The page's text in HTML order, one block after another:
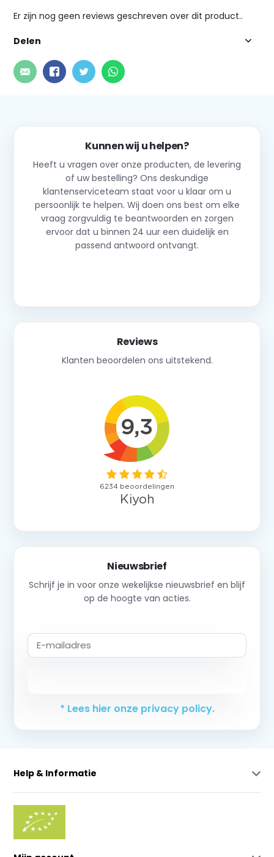
Er zijn nog geen reviews geschreven over dit product..
Delen
Kunnen wij u helpen?
Heeft u vragen over onze producten, de levering
of uw bestelling? Ons deskundige
klantenserviceteam staat voor u klaar om u
persoonlijk te helpen. Wij doen ons best om elke
vraag zorgvuldig te beantwoorden en zorgen
ervoor dat u binnen 24 uur een duidelijk en
passend antwoord ontvangt.
Reviews
Klanten beoordelen ons uitstekend.
Nieuwsbrief
Schrijf je in voor onze wekelijkse nieuwsbrief en blijf
op de hoogte van acties.
* Lees hier onze privacy policy.
Help & Informatie